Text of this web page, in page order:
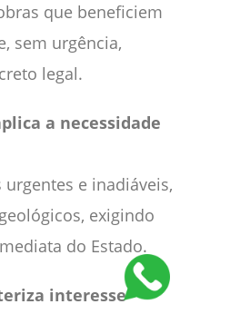
que beneficiem
sem urgência,
legal.
a necessidade
urgentes e inadiáveis,
exigindo
do Estado.
interesse